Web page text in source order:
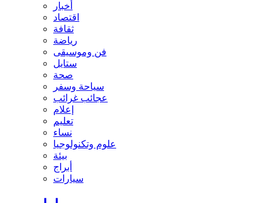
أخبار
اقتصاد
ثقافة
رياضة
فن وموسيقى
ستايل
صحة
سياحة وسفر
عجائب غرائب
إعلام
تعليم
نساء
علوم وتكنولوجيا
بيئة
أبراج
سيارات